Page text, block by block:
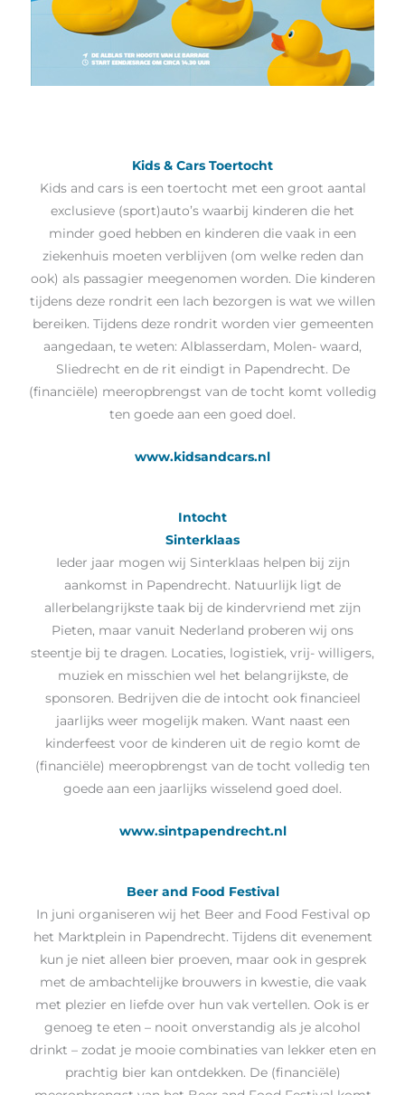
Kids & Cars Toertocht
Kids and cars is een toertocht met een groot aantal
exclusieve (sport)auto’s waarbij kinderen die het
minder goed hebben en kinderen die vaak in een
ziekenhuis moeten verblijven (om welke reden dan
ook) als passagier meegenomen worden. Die kinderen
tijdens deze rondrit een lach bezorgen is wat we willen
bereiken. Tijdens deze rondrit worden vier gemeenten
aangedaan, te weten: Alblasserdam, Molen- waard,
Sliedrecht en de rit eindigt in Papendrecht. De
(financiële) meeropbrengst van de tocht komt volledig
ten goede aan een goed doel.
www.kidsandcars.nl
Intocht
Sinterklaas
Ieder jaar mogen wij Sinterklaas helpen bij zijn
aankomst in Papendrecht. Natuurlijk ligt de
allerbelangrijkste taak bij de kindervriend met zijn
Pieten, maar vanuit Nederland proberen wij ons
steentje bij te dragen. Locaties, logistiek, vrij- willigers,
muziek en misschien wel het belangrijkste, de
sponsoren. Bedrijven die de intocht ook financieel
jaarlijks weer mogelijk maken. Want naast een
kinderfeest voor de kinderen uit de regio komt de
(financiële) meeropbrengst van de tocht volledig ten
goede aan een jaarlijks wisselend goed doel.
www.sintpapendrecht.nl
Beer and Food Festival
In juni organiseren wij het Beer and Food Festival op
het Marktplein in Papendrecht. Tijdens dit evenement
kun je niet alleen bier proeven, maar ook in gesprek
met de ambachtelijke brouwers in kwestie, die vaak
met plezier en liefde over hun vak vertellen. Ook is er
genoeg te eten – nooit onverstandig als je alcohol
drinkt – zodat je mooie combinaties van lekker eten en
prachtig bier kan ontdekken. De (financiële)